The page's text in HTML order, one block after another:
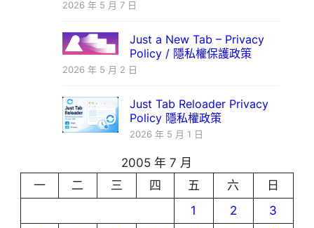
2026 年 5 月 7 日
Just a New Tab – Privacy
Policy / 隱私權保護政策
2026 年 5 月 2 日
Just Tab Reloader Privacy
Policy 隱私權政策
2026 年 5 月 1 日
2005 年 7 月
一
二 三 四 五 六
日
1
2
3